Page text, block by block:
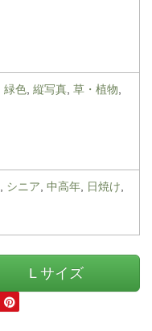
緑色 縦写真 草・植物
シニア 中高年 日焼け
L サイズ